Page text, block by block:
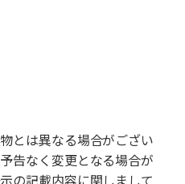
とは異なる場合がござい
告なく変更となる場合が
の記載内容に関しまして